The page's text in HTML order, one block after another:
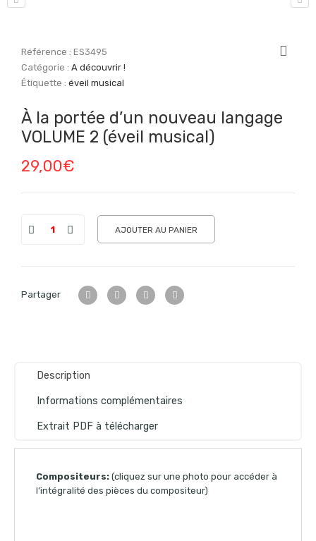
Référence :ES3495
Catégorie :A découvrir !
Étiquette :éveil musical
À la portée d’un nouveau langage
VOLUME 2 (éveil musical)
29,00€
AJOUTER AU PANIER
Partager
Description
Informations complémentaires
Extrait PDF à télécharger
Compositeurs: (cliquez sur une photo pour accéder à
l’intégralité des pièces du compositeur)